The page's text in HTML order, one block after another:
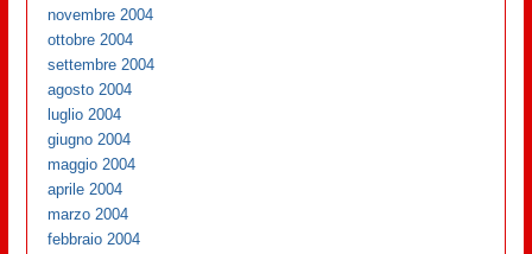
novembre 2004
ottobre 2004
settembre 2004
agosto 2004
luglio 2004
giugno 2004
maggio 2004
aprile 2004
marzo 2004
febbraio 2004